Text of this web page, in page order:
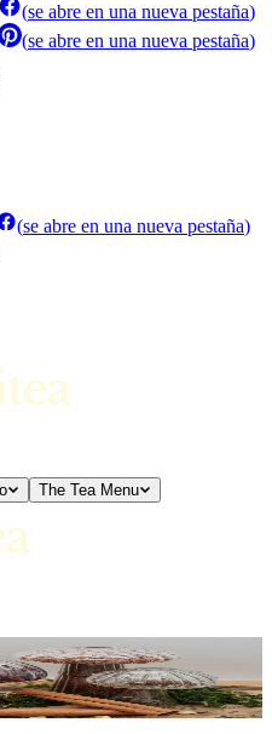
(se abre en una nueva pestaña)
(se abre en una nueva pestaña)
(se abre en una nueva pestaña)
The Tea Menu